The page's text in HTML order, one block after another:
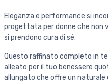
Eleganza e performance si
progettata per donne che non
si prendono cura di sé.
Questo raffinato completo in
alleato per il tuo benessere
allungato che offre un